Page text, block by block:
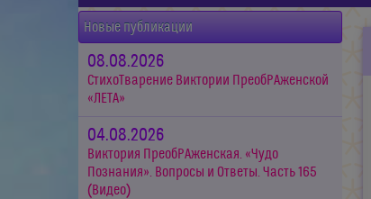
Новые публикации
08.08.2026
СтихоТварение Виктории ПреобРАженской
«ЛЕТА»
04.08.2026
Виктория ПреобРАженская. «Чудо
Познания». Вопросы и Ответы. Часть 165
(Видео)